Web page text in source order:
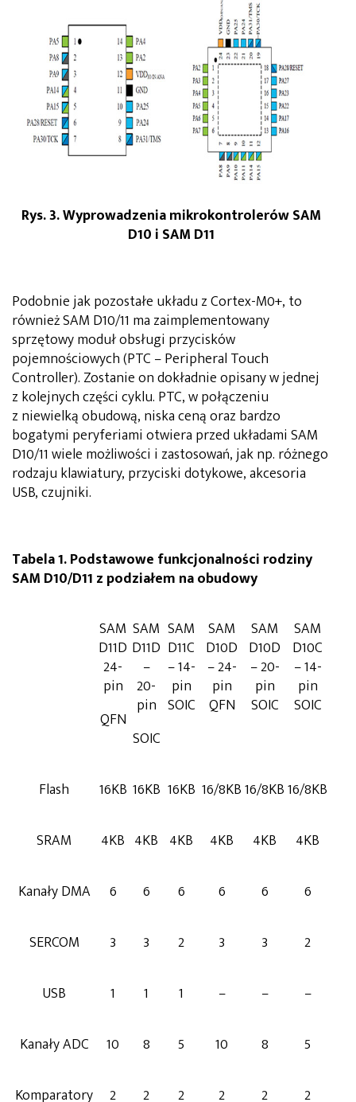
Rys. 3. Wyprowadzenia mikrokontrolerów SAM
D10 i SAM D11
Podobnie jak pozostałe układu z Cortex-M0+, to
również SAM D10/11 ma zaimplementowany
sprzętowy moduł obsługi przycisków
pojemnościowych (PTC – Peripheral Touch
Controller). Zostanie on dokładnie opisany w jednej
z kolejnych części cyklu. PTC, w połączeniu
z niewielką obudową, niska ceną oraz bardzo
bogatymi peryferiami otwiera przed układami SAM
D10/11 wiele możliwości i zastosowań, jak np. różnego
rodzaju klawiatury, przyciski dotykowe, akcesoria
USB, czujniki.
Tabela 1. Podstawowe funkcjonalności rodziny
SAM D10/D11 z podziałem na obudowy
SAM
D11D
24-
pin
QFN
SAM
D11D
–
20-
pin
SOIC
SAM
D11C
– 14-
pin
SOIC
SAM
D10D
– 24-
pin
QFN
SAM
D10D
– 20-
pin
SOIC
SAM
D10C
– 14-
pin
SOIC
Flash 16KB 16KB 16KB 16/8KB16/8KB16/8KB
SRAM 4KB 4KB 4KB 4KB 4KB 4KB
Kanały DMA 6 6 6 6 6 6
SERCOM 3 3 2 3 3 2
USB 1 1 1 – – –
Kanały ADC 10 8 5 10 8 5
Komparatory 2 2 2 2 2 2